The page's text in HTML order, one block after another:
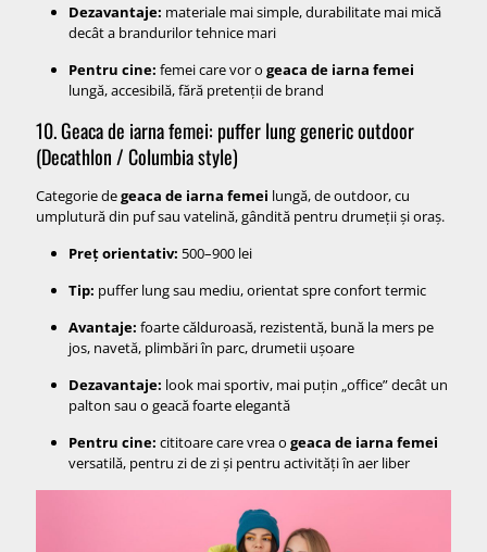
Dezavantaje: materiale mai simple, durabilitate mai mică
decât a brandurilor tehnice mari
Pentru cine: femei care vor o geaca de iarna femei
lungă, accesibilă, fără pretenții de brand
10. Geaca de iarna femei: puffer lung generic outdoor
(Decathlon / Columbia style)
Categorie degeaca de iarna femei lungă, de outdoor, cu
umplutură din puf sau vatelină, gândită pentru drumeții și oraș.
Preț orientativ: 500–900 lei
Tip: puffer lung sau mediu, orientat spre confort termic
Avantaje: foarte călduroasă, rezistentă, bună la mers pe
jos, navetă, plimbări în parc, drumetii ușoare
Dezavantaje: look mai sportiv, mai puțin „office” decât un
palton sau o geacă foarte elegantă
Pentru cine: cititoare care vrea o geaca de iarna femei
versatilă, pentru zi de zi și pentru activități în aer liber